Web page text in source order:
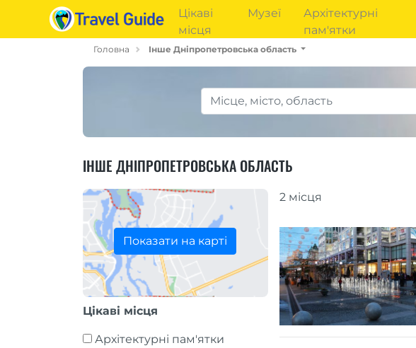
Цікаві
місця
Музеї
Архітектурні
пам'ятки
Головна Інше Дніпропетровська область
ІНШЕ ДНІПРОПЕТРОВСЬКА ОБЛАСТЬ
Показати на карті
Цікаві місця
Архітектурні пам'ятки
2 місця